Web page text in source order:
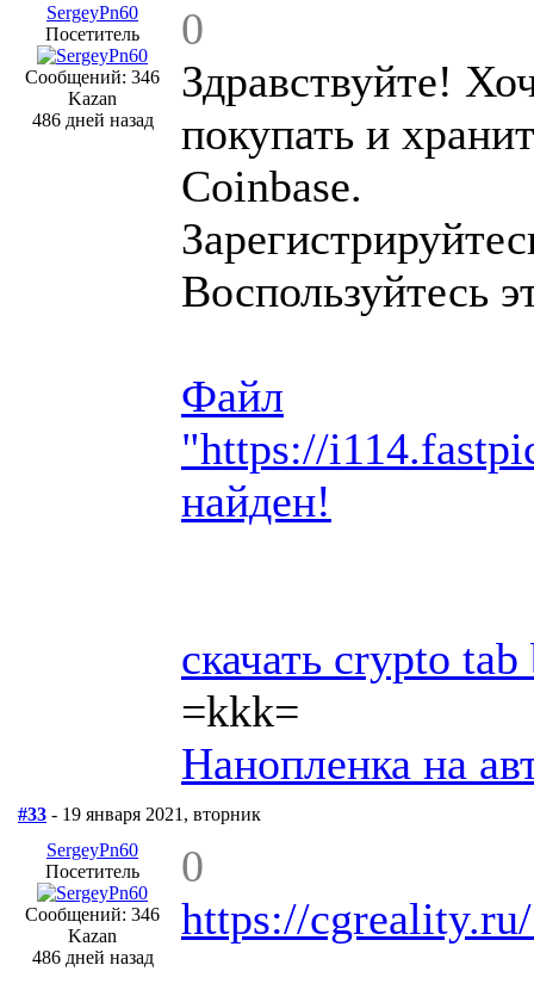
SergeyPn60
Посетитель
Сообщений: 346
Kazan
486 дней назад
0
Здравствуйте!
покупать и
Coinbase.
Воспользуйтесь
Файл
"https://
найден!
скачать crypto
=kkk=
Нанопленка на
#33 - 19 января 2021, вторник
SergeyPn60
Посетитель
Сообщений: 346
Kazan
486 дней назад
0
https://